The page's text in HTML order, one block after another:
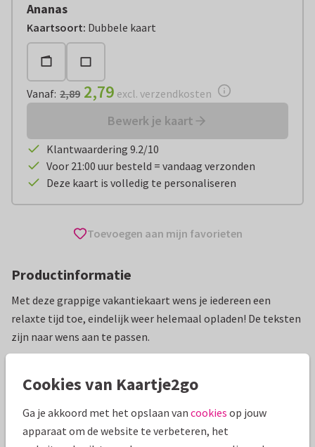
Ananas
Kaartsoort: Dubbele kaart
Vanaf:€ 2,79 excl. verzendkosten
Vanaf: 2,89 2,79 excl. verzendkosten
Bewerk je kaart
Klantwaardering 9.2/10
Voor 21:00 uur besteld = vandaag verzonden
Deze kaart is volledig te personaliseren
Toevoegen aan mijn favorieten
Productinformatie
Met deze grappige vakantiekaart wens je iedereen een
relaxte tijd toe, eindelijk weer helemaal opladen! De teksten
zijn naar wens aan te passen.
Vakantiekaarten Carla Creaties Fijne vakantie
Cookies van Kaartje2go
Ga je akkoord met het opslaan van cookies op jouw
apparaat om de website te verbeteren, het